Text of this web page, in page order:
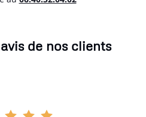
de nos clients